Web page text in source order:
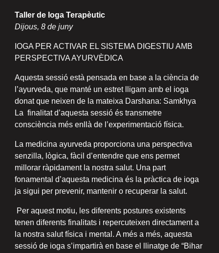
Taller de Ioga Terapèutic
Dijous, 8 de juny
IOGA PER ACTIVAR EL SISTEMA DIGESTIU AMB
PERSPECTIVA AYURVÈDICA
Aquesta sessió està pensada en base a la ciència de
l’ayurveda, que manté un estret lligam amb el ioga
donat que neixen de la mateixa Darshana: Samkhya
La finalitat d’aquesta sessió és transmetre
consciència més enllà de l’experimentació física.
La medicina ayurveda proporciona una perspectiva
senzilla, lògica, fàcil d’entendre que ens permet
millorar ràpidament la nostra salut. Una part
fonamental d’aquesta medicina és la pràctica de ioga
ja sigui per prevenir, mantenir o recuperar la salut.
Per aquest motiu, les diferents postures existents
tenen diferents finalitats i repercuteixen directament a
la nostra salut física i mental. A més a més, aquesta
sessió de ioga s’impartirà en base el llinatge de “Bihar